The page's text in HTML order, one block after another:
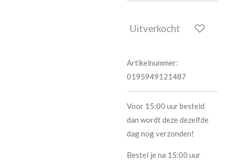
Uitverkocht
Artikelnummer:
0195949121487
Voor 15:00 uur besteld
dan wordt deze dezelfde
dag nog verzonden!
Bestel je na 15:00 uur